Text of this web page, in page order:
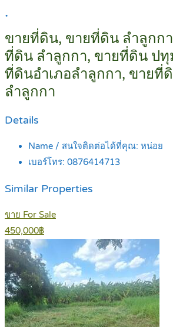
.
ขายที่ดิน, ขายที่ดิน ลำลูกก
ที่ดิน ลำลูกกา, ขายที่ดิน ปทุ
ที่ดินอำเภอลำลูกกา, ขายที่
ลำลูกกา
Details
Name / สนใจติดต่อได้ที่คุณ: หน่อย
เบอร์โทร: 0876414713
Similar Properties
ขาย For Sale
450,000฿